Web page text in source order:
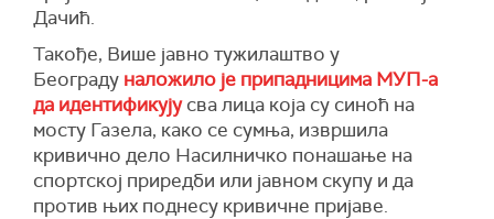
Дачић.
Такође, Више јавно тужилаштво у
Београду наложило је припадницима МУП-а
да идентификујусва лица која су синоћ на
мосту Газела, како се сумња, извршила
кривично дело Насилничко понашање на
спортској приредби или јавном скупу и да
против њих поднесу кривичне пријаве.